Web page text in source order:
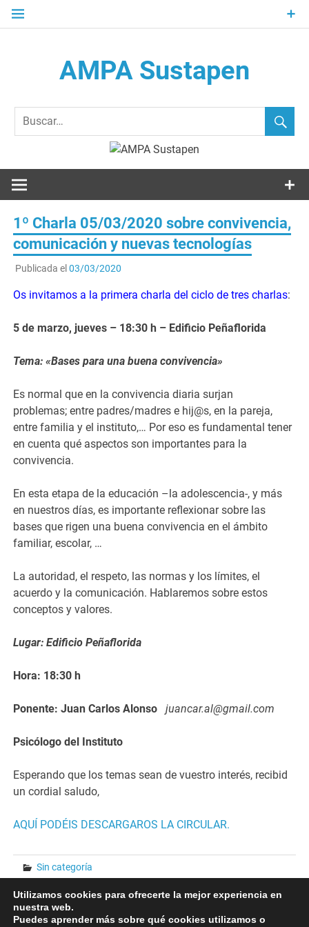
Saltar
AMPA Sustapen
Elkartea Asociación de Padres-Madres de Alumnos del I.E.S.
1º Charla 05/03/2020 sobre convivencia,
comunicación y nuevas tecnologías
Publicada el 03/03/2020
Os invitamos a la primera charla del ciclo de tres charlas:
5 de marzo, jueves – 18:30 h – Edificio Peñaflorida
Tema: «Bases para una buena convivencia»
Es normal que en la convivencia diaria surjan
problemas; entre padres/madres e hij@s, en la pareja,
entre familia y el instituto,… Por eso es fundamental tener
en cuenta qué aspectos son importantes para la
convivencia.
En esta etapa de la educación –la adolescencia-, y más
en nuestros días, es importante reflexionar sobre las
bases que rigen una buena convivencia en el ámbito
familiar, escolar, …
La autoridad, el respeto, las normas y los límites, el
acuerdo y la comunicación. Hablaremos sobre estos
conceptos y valores.
Lugar: Edificio Peñaflorida
Hora: 18:30 h
Ponente: Juan Carlos Alonsojuancar.al@gmail.com
Psicólogo del Instituto
Esperando que los temas sean de vuestro interés, recibid
un cordial saludo,
AQUÍ PODÉIS DESCARGAROS LA CIRCULAR.
Sin categoría
Navegación
« CORONAVIRUS
Utilizamos cookies para ofrecerte la mejor experiencia en
nuestra web.
Puedes aprender más sobre qué cookies utilizamos o